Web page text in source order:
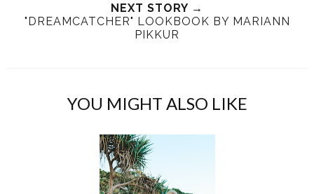
NEXT STORY →
"DREAMCATCHER" LOOKBOOK BY MARIANN
PIKKUR
YOU MIGHT ALSO LIKE